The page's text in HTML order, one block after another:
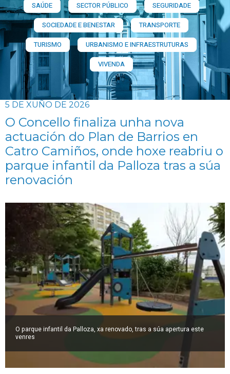
SAÚDE
SECTOR PÚBLICO
SEGURIDADE
SOCIEDADE E BENESTAR
TRANSPORTE
TURISMO
URBANISMO E INFRAESTRUTURAS
VIVENDA
5 DE XUÑO DE 2026
O Concello finaliza unha nova
actuación do Plan de Barrios en
Catro Camiños, onde hoxe reabriu o
parque infantil da Palloza tras a súa
renovación
O parque infantil da Palloza, xa renovado, tras a súa apertura este
venres